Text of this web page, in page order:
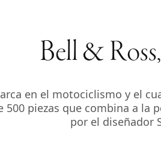
Bell &
en el motociclismo y el
piezas que combina a
por el diseñador